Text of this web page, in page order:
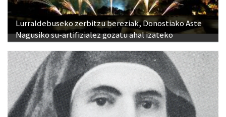
Lurraldebuseko zerbitzu bereziak, Donostiako Aste
Nagusiko su-artifizialez gozatu ahal izateko